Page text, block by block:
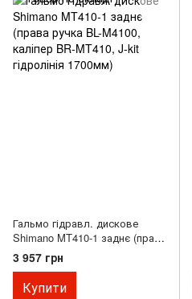
Гальмо гідравл. дискове
Shimano MT410-1 заднє (права
ручка BL-M4100, каліпер BR-
MT410, J-kit гідролінія 1700мм)
3 957 грн
Купити